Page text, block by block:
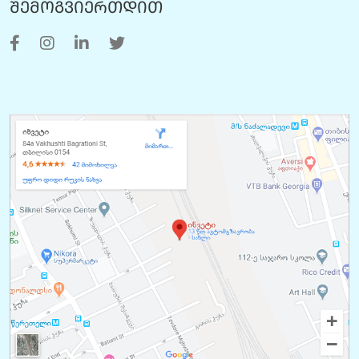
• წარმოადგენს კონცენტრატს , რომლის მარტივი
• შეიცავს ამინომჟავებს , რომელიც ხელს უწყობს
კუნთოვანი ქსოვილის სწორ ჩამოყალიბებას
• შეიცავს ფერმენტებს, რომელიც აუმჯობესებს
მინერალებისა და ვიტამინების ათვისებას
• არ შეიცავს ზრდის ჰორმონებს
შენახვის პირობები:
ინახება მშრალ, გრილ, მზისგან დაცულ ადგილას.
შენახვის ვადა:
პროდუქტის წარმოებიდან 120 დღე.
დამატებითი რეკომენდაციები:
შემოგვიერთდით